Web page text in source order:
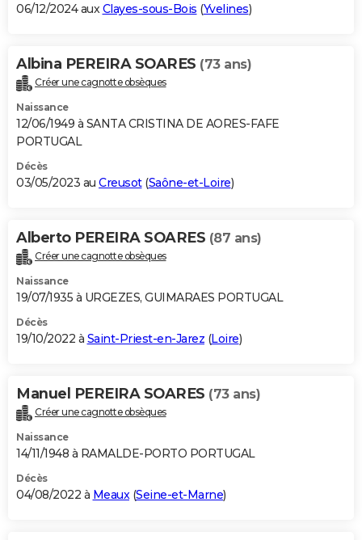
06/12/2024 auxClayes-sous-Bois (Yvelines)
Albina PEREIRA SOARES (73 ans)
Créer une cagnotte obsèques
Naissance
12/06/1949 à SANTA CRISTINA DE AORES-FAFE
PORTUGAL
Décès
03/05/2023 au Creusot(Saône-et-Loire)
Alberto PEREIRA SOARES (87 ans)
Créer une cagnotte obsèques
Naissance
19/07/1935 à URGEZES, GUIMARAES PORTUGAL
Décès
19/10/2022 à Saint-Priest-en-Jarez (Loire)
Manuel PEREIRA SOARES (73 ans)
Créer une cagnotte obsèques
Naissance
14/11/1948 à RAMALDE-PORTO PORTUGAL
Décès
04/08/2022 à Meaux(Seine-et-Marne)